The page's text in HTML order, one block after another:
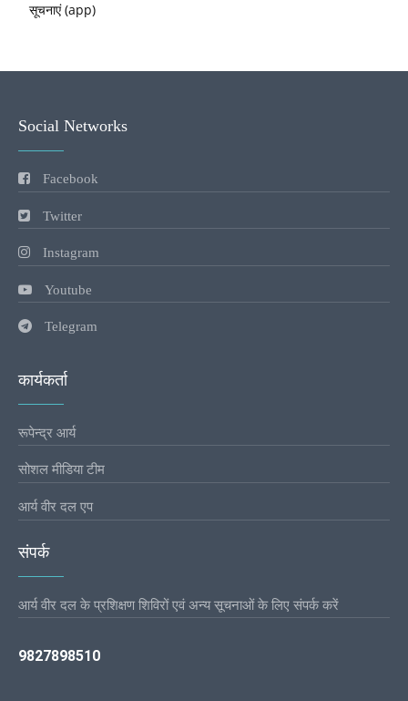
सूचनाएं (app)
Social Networks
Facebook
Twitter
Instagram
Youtube
Telegram
कार्यकर्ता
रूपेन्द्र आर्य
सोशल मीडिया टीम
आर्य वीर दल एप
संपर्क
आर्य वीर दल के प्रशिक्षण शिविरों एवं अन्य सूचनाओं के लिए संपर्क करें
9827898510